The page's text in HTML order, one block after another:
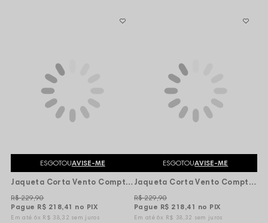
ESGOTOUAVISE-ME
Jaqueta Corta Vento Compton R.D.B.G.H - Marrom Amarelado/Preto
Pague R$ 218,41 no PIX
R$ 229,90
6x R$ 38,32 sem juros
ESGOTOUAVISE-ME
Jaqueta Corta Vento Compton Impermeável Logo - Bege
Pague R$ 218,41 no PIX
R$ 229,90
6x R$ 38,32 sem juros